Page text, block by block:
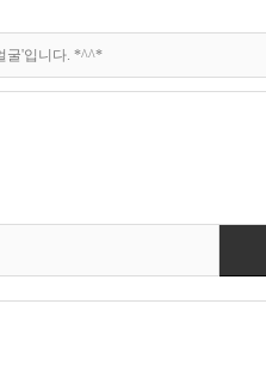
굴'입니다. *^^*